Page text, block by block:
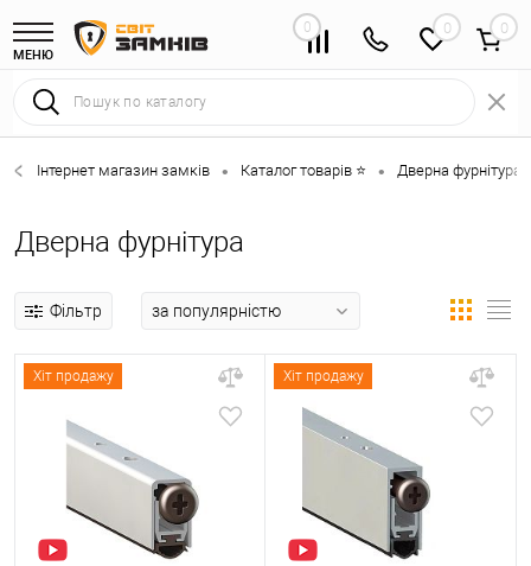
МЕНЮ
0 0
Інтернет магазин замків • Каталог товарів ⭐ • Дверна фурнітура
Дверна фурнітура
Фільтр
Хіт продажу Хіт продажу